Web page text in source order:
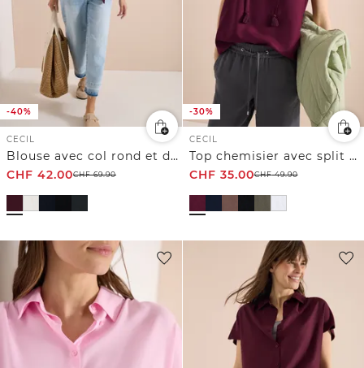
-40%
CECIL
Blouse avec col rond et détail de nœuds
CHF 42.00CHF69.90
-30%
CECIL
Top chemisier avec split neck et rubans
CHF 35.00CHF49.90